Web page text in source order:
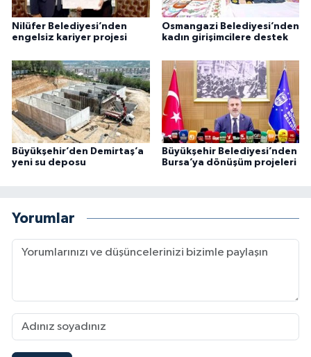
Nilüfer Belediyesi’nden
engelsiz kariyer projesi
Osmangazi Belediyesi’nden
kadın girişimcilere destek
Büyükşehir’den Demirtaş’a
yeni su deposu
Büyükşehir Belediyesi’nden
Bursa’ya dönüşüm projeleri
Yorumlar